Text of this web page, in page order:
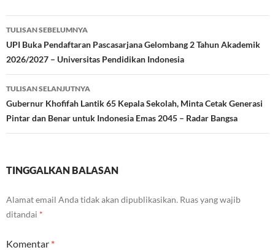
Navigasi
Tulisan
TULISAN SEBELUMNYA
UPI Buka Pendaftaran Pascasarjana Gelombang 2 Tahun Akademik
2026/2027 – Universitas Pendidikan Indonesia
TULISAN SELANJUTNYA
Gubernur Khofifah Lantik 65 Kepala Sekolah, Minta Cetak Generasi
Pintar dan Benar untuk Indonesia Emas 2045 – Radar Bangsa
TINGGALKAN BALASAN
Alamat email Anda tidak akan dipublikasikan. Ruas yang wajib
ditandai *
Komentar *